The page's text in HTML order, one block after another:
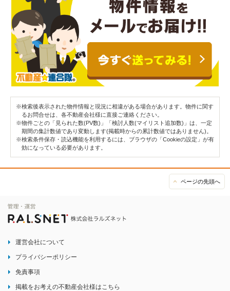
※検索後表示された物件情報と現況に相違がある場合があります。物件に関す
るお問合せは、各不動産会社様に直接ご連絡ください。
※物件ごとの「見られた数(PV数)」「検討人数(マイリスト追加数)」は、一定
期間の集計数値であり変動します(掲載時からの累計数値ではありません)。
※検索条件保存・読込機能を利用するには、ブラウザの「Cookieの設定」が有
効になっている必要があります。
ページの先頭へ
運営会社について
プライバシーポリシー
免責事項
掲載をお考えの不動産会社様はこちら